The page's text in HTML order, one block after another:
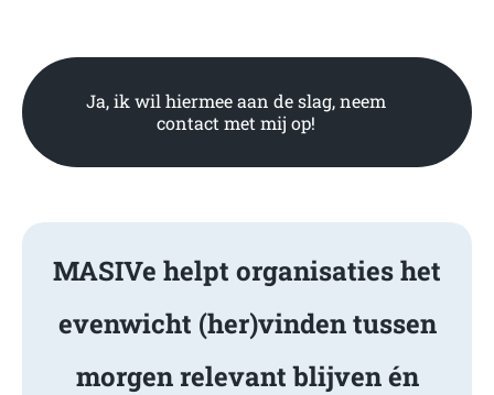
Ja, ik wil hiermee aan de slag, neem
contact met mij op!
MASIVe helpt organisaties het
evenwicht (her)vinden tussen
morgen relevant blijven én